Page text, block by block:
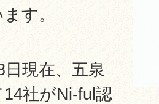
す。
現在、五泉
社がNi-ful認